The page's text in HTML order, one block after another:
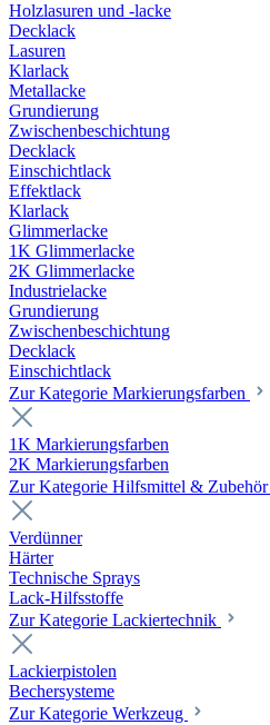
Holzlasuren und -lacke
Decklack
Lasuren
Klarlack
Metallacke
Grundierung
Zwischenbeschichtung
Decklack
Einschichtlack
Effektlack
Klarlack
Glimmerlacke
1K Glimmerlacke
2K Glimmerlacke
Industrielacke
Grundierung
Zwischenbeschichtung
Decklack
Einschichtlack
Zur Kategorie Markierungsfarben
1K Markierungsfarben
2K Markierungsfarben
Zur Kategorie Hilfsmittel & Zubehör
Verdünner
Härter
Technische Sprays
Lack-Hilfsstoffe
Zur Kategorie Lackiertechnik
Lackierpistolen
Bechersysteme
Zur Kategorie Werkzeug